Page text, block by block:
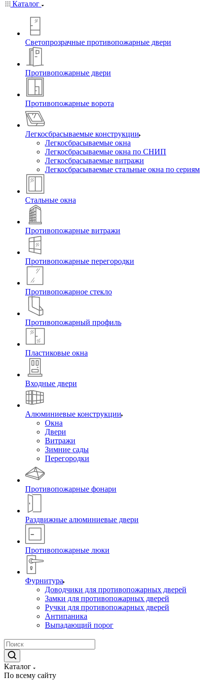
Каталог
Светопрозрачные противопожарные двери
Противопожарные двери
Противопожарные ворота
Легкосбрасываемые конструкции
Легкосбрасываемые окна
Легкосбрасываемые окна по СНИП
Легкосбрасываемые витражи
Легкосбрасываемые стальные окна по сериям
Стальные окна
Противопожарные витражи
Противопожарные перегородки
Противопожарное стекло
Противопожарный профиль
Пластиковые окна
Входные двери
Алюминиевые конструкции
Окна
Двери
Витражи
Зимние сады
Перегородки
Противопожарные фонари
Раздвижные алюминиевые двери
Противопожарные люки
Фурнитура
Доводчики для противопожарных дверей
Замки для противопожарных дверей
Ручки для противопожарных дверей
Антипаника
Выпадающий порог
Каталог
По всему сайту